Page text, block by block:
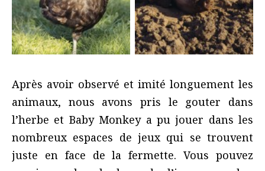
Après avoir observé et imité longuement les
animaux, nous avons pris le gouter dans
l’herbe et Baby Monkey a pu jouer dans les
nombreux espaces de jeux qui se trouvent
juste en face de la fermette. Vous pouvez